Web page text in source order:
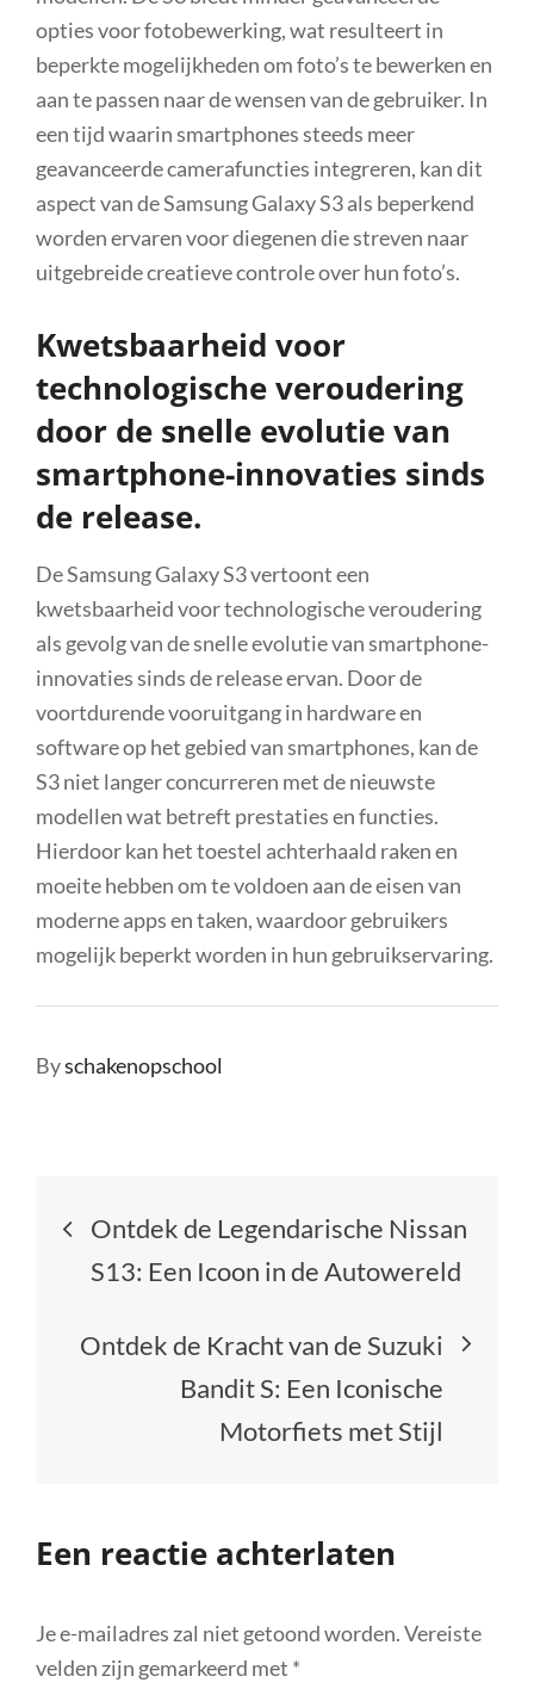
opties voor fotobewerking, wat resulteert in
beperkte mogelijkheden om foto’s te bewerken en
aan te passen naar de wensen van de gebruiker. In
een tijd waarin smartphones steeds meer
geavanceerde camerafuncties integreren, kan dit
aspect van de Samsung Galaxy S3 als beperkend
worden ervaren voor diegenen die streven naar
uitgebreide creatieve controle over hun foto’s.
Kwetsbaarheid voor
technologische veroudering
door de snelle evolutie van
smartphone-innovaties sinds
de release.
De Samsung Galaxy S3 vertoont een
kwetsbaarheid voor technologische veroudering
als gevolg van de snelle evolutie van smartphone-
innovaties sinds de release ervan. Door de
voortdurende vooruitgang in hardware en
software op het gebied van smartphones, kan de
S3 niet langer concurreren met de nieuwste
modellen wat betreft prestaties en functies.
Hierdoor kan het toestel achterhaald raken en
moeite hebben om te voldoen aan de eisen van
moderne apps en taken, waardoor gebruikers
mogelijk beperkt worden in hun gebruikservaring.
Byschakenopschool
Berichtnavigatie
Ontdek de Legendarische Nissan
S13: Een Icoon in de Autowereld
Ontdek de Kracht van de Suzuki
Bandit S: Een Iconische
Motorfiets met Stijl
Een reactie achterlaten
Je e-mailadres zal niet getoond worden.Vereiste
velden zijn gemarkeerd met *